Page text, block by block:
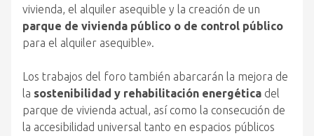
vivienda, el alquiler asequible y la creación de un
parque de vivienda público o de control público
para el alquiler asequible».
Los trabajos del foro también abarcarán la mejora de
la sostenibilidad y rehabilitación energética del
parque de vivienda actual, así como la consecución de
la accesibilidad universal tanto en espacios públicos